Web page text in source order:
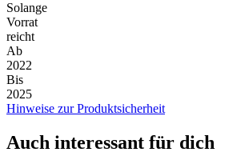
Solange
Vorrat
reicht
Ab
2022
Bis
2025
Hinweise zur Produktsicherheit
Auch interessant für dich